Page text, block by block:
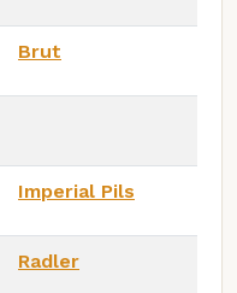
Brut
Imperial Pils
Radler